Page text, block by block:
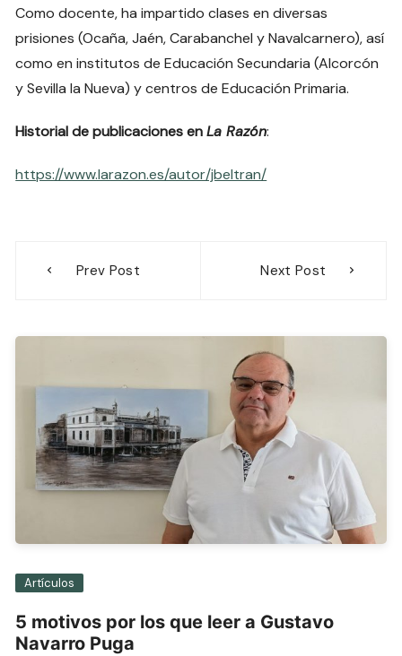
Como docente, ha impartido clases en diversas
prisiones (Ocaña, Jaén, Carabanchel y Navalcarnero), así
como en institutos de Educación Secundaria (Alcorcón
y Sevilla la Nueva) y centros de Educación Primaria.
Historial de publicaciones enLa Razón:
https://www.larazon.es/autor/jbeltran/
Prev Post Next Post
Artículos
5 motivos por los que leer a Gustavo
Navarro Puga